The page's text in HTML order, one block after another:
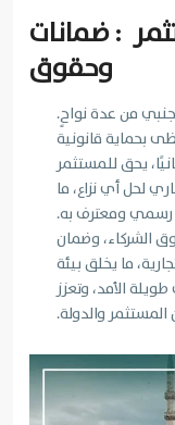
: ضمانات
وحقوق
من عدة نواحٍ.
بحماية قانونية
يحق للمستثمر
لحل أي نزاع، ما
ومعترف به.
الشركاء، وضمان
ما يخلق بيئة
الأمد، وتعزز
المستثمر والدولة.